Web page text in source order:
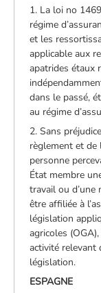
1. La loi no
régime
et les
applicable aux
apatrides étaux
dans le passé,
au régime
2. Sans
règlement et de
personne
État membre
travail ou
être affiliée à
législation
agricoles
activité relevant
législation.
ESPAGNE